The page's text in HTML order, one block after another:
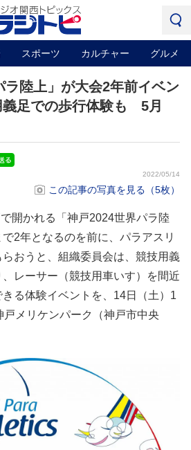
スポーツ カルチャー グルメ
ラ陸上」が大会2年前イベン
足での歩行体験も 5月
2022/05/14
この記事の写真を見る（5枚）
かれる「神戸2024世界パラ陸
で2年となるのを前に、パラアスリ
おうと、組織委員会は、競技用義
レーサー（競技用車いす）を間近
る体験イベントを、14日（土）1
メリケンパーク（神戸市中央